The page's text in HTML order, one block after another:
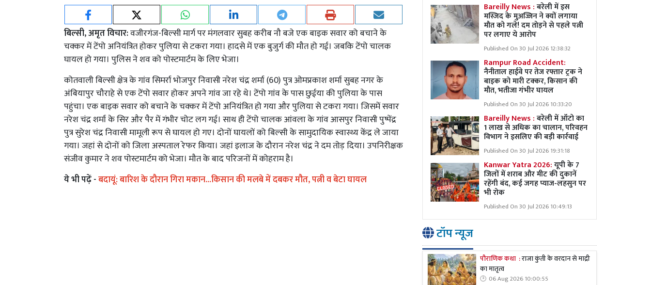
बिल्सी, अमृत विचार:वजीरगंज-बिल्सी मार्ग पर मंगलवार सुबह करीब नौ बजे एक बाइक सवार को बचाने के
चक्कर में टेंपो अनियंत्रित होकर पुलिया से टकरा गया। हादसे में एक बुजुर्ग की मौत हो गई। जबकि टेंपो चालक
घायल हो गया। पुलिस ने शव को पोस्टमार्टम के लिए भेजा।
कोतवाली बिल्सी क्षेत्र के गांव सिमर्रा भोजपुर निवासी नरेश चंद्र शर्मा (60) पुत्र ओमप्रकाश शर्मा सुबह नगर के
अंबियापुर चौराहे से एक टेंपो सवार होकर अपने गांव जा रहे थे। टेंपो गांव के पास छुईया की पुलिया के पास
पहुंचा। एक बाइक सवार को बचाने के चक्कर में टेंपो अनियंत्रित हो गया और पुलिया से टकरा गया। जिसमें सवार
नरेश चंद्र शर्मा के सिर और पैर में गंभीर चोट लग गई। साथ ही टेंपो चालक आंवला के गांव आसपुर निवासी पुष्पेंद्र
पुत्र सुरेश चंद्र निवासी मामूली रूप से घायल हो गए। दोनों घायलों को बिल्सी के सामुदायिक स्वास्थ्य केंद्र ले जाया
गया। जहां से दोनों को जिला अस्पताल रेफर किया। जहां इलाज के दौरान नरेश चंद्र ने दम तोड़ दिया। उपनिरीक्षक
संजीव कुमार ने शव पोस्टमार्टम को भेजा। मौत के बाद परिजनों में कोहराम है।
ये भी पढ़ें -बदायूं: बारिश के दौरान गिरा मकान...किसान की मलबे में दबकर मौत, पत्नी व बेटा घायल
Bareilly News :बरेली में इस
मस्जिद के मुअज्जिन ने क्यों लगाया
मौत को गले! दम तोड़ने से पहले पत्नी
पर लगाए ये आरोप
Published On 30 Jul 2026 12:38:32
Rampur Road Accident:
नैनीताल हाईवे पर तेज रफ्तार ट्रक ने
बाइक को मारी टक्कर, किसान की
मौत, भतीजा गंभीर घायल
Published On 30 Jul 2026 10:33:20
Bareilly News :बरेली में ऑटो का
1 लाख से अधिक का चालान, परिवहन
विभाग ने इसलिए की बड़ी कार्रवाई
Published On 30 Jul 2026 19:31:18
Kanwar Yatra 2026:यूपी के 7
जिलों में शराब और मीट की दुकानें
रहेंगी बंद, कई जगह प्याज-लहसुन पर
भी रोक
Published On 30 Jul 2026 10:49:13
टॉप न्यूज
पौराणिक कथा :राजा कुंती के वरदान से माद्री
का मातृत्व
06 Aug 2026 10:00:55